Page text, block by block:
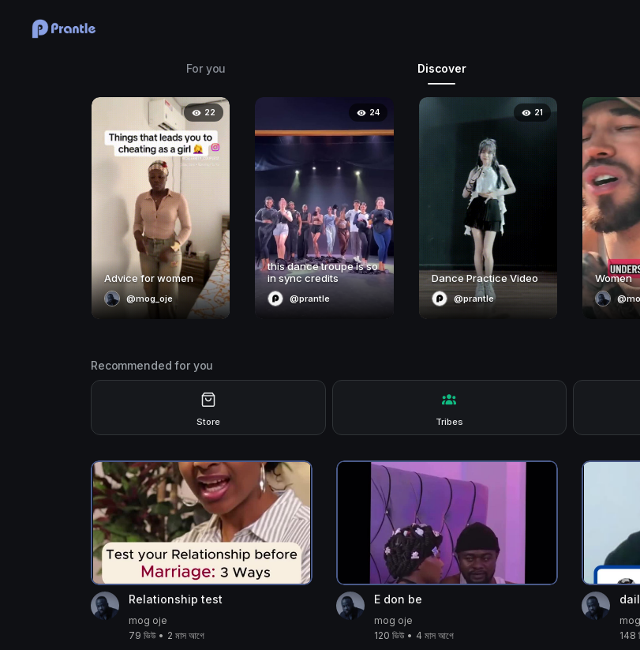
For you Discover
22
Advice for women
@mog_oje
24
this dance troupe is so
in sync credits
@prantle
21
Dance Practice Video
@prantle
Women
Recommended for you
Store Tribes
Relationship test
mog oje
79 ভিউ • 2 মাস আগে
E don be
mog oje
120 ভিউ • 4 মাস আগে
148